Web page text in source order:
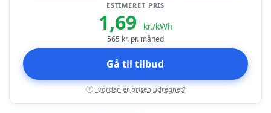
ESTIMERET PRIS
1,69 kr./kWh
565 kr. pr. måned
Gå til tilbud
i Hvordan er prisen udregnet?